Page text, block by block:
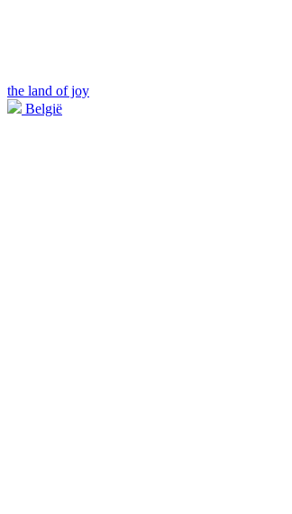
the land of joy
België